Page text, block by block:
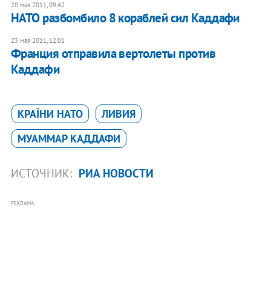
20 мая 2011, 09:42
НАТО разбомбило 8 кораблей сил Каддафи
23 мая 2011, 12:01
Франция отправила вертолеты против
Каддафи
КРАЇНИ НАТО
ЛИВИЯ
МУАММАР КАДДАФИ
ИСТОЧНИК: РИА НОВОСТИ
РЕКЛАМА